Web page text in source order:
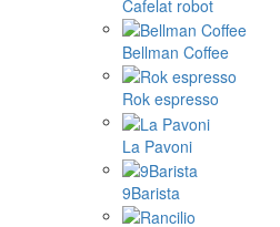
Cafelat robot
Bellman Coffee
Rok espresso
La Pavoni
9Barista